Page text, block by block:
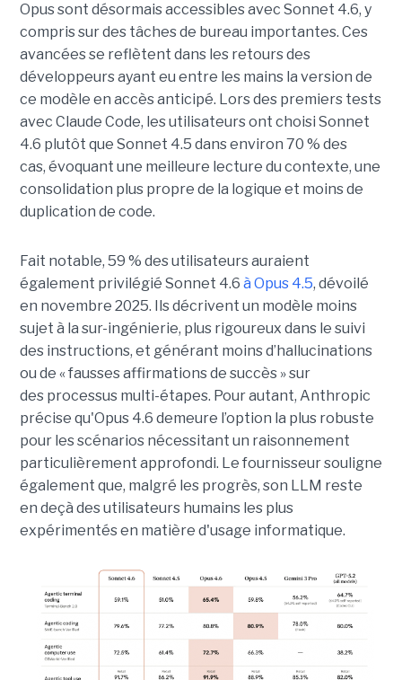
Opus sont désormais accessibles avec Sonnet 4.6, y
compris sur des tâches de bureau importantes. Ces
avancées se reflètent dans les retours des
développeurs ayant eu entre les mains la version de
ce modèle en accès anticipé. Lors des premiers tests
avec Claude Code, les utilisateurs ont choisi Sonnet
4.6 plutôt que Sonnet 4.5 dans environ 70 % des
cas, évoquant une meilleure lecture du contexte, une
consolidation plus propre de la logique et moins de
duplication de code.
Fait notable, 59 % des utilisateurs auraient
également privilégié Sonnet 4.6 à Opus 4.5, dévoilé
en novembre 2025. Ils décrivent un modèle moins
sujet à la sur-ingénierie, plus rigoureux dans le suivi
des instructions, et générant moins d’hallucinations
ou de « fausses affirmations de succès » sur
des processus multi-étapes. Pour autant, Anthropic
précise qu'Opus 4.6 demeure l’option la plus robuste
pour les scénarios nécessitant un raisonnement
particulièrement approfondi. Le fournisseur souligne
également que, malgré les progrès, son LLM reste
en deçà des utilisateurs humains les plus
expérimentés en matière d'usage informatique.